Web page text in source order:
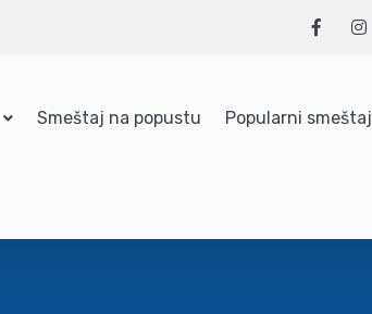
Smeštaj na popustu Popularni smeštaj